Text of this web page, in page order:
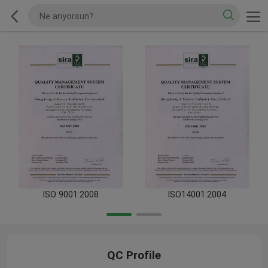
ISO 9001:2008 ISO14001:2004
QC Profile